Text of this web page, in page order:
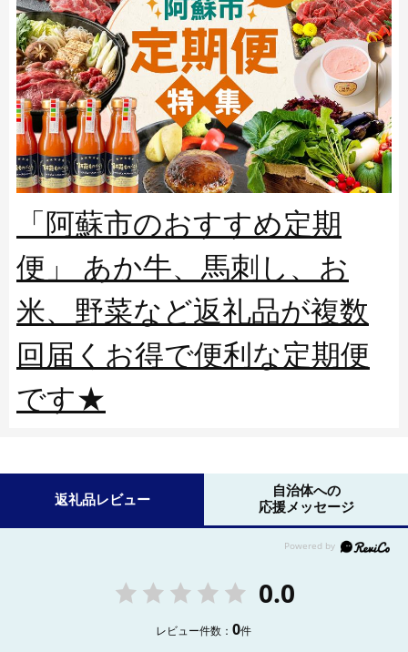
「阿蘇市のおすすめ定期
便」 あか牛、馬刺し、お
米、野菜など返礼品が複数
回届くお得で便利な定期便
です★
返礼品レビュー
自治体への
応援メッセージ
0.0
レビュー件数：0件